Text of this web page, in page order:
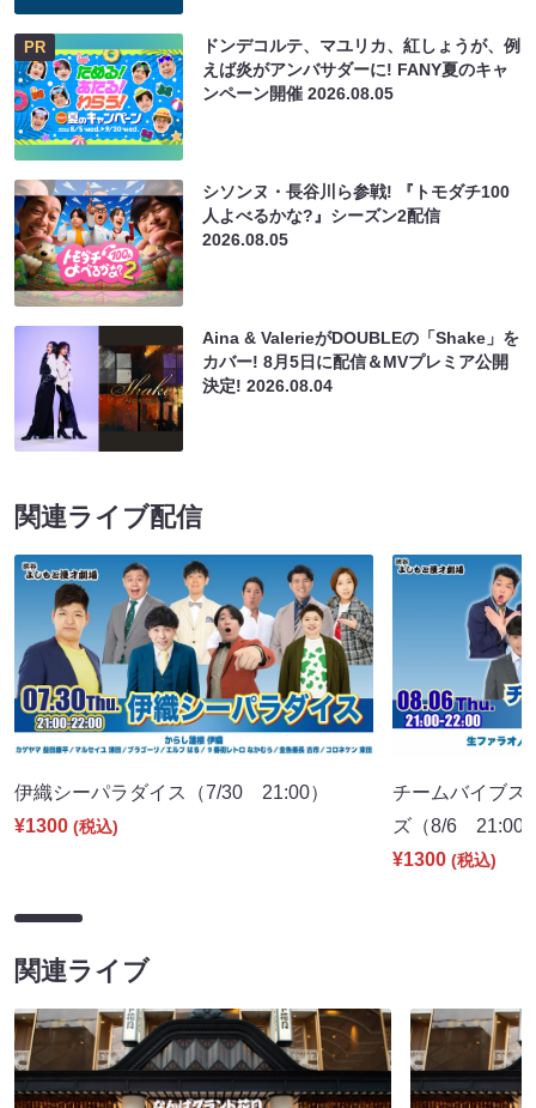
PR
ドンデコルテ、マユリカ、紅しょうが、例
えば炎がアンバサダーに! FANY夏のキャ
ンペーン開催2026.08.05
シソンヌ・長谷川ら参戦! 『トモダチ100
人よべるかな?』シーズン2配信
2026.08.05
Aina & ValerieがDOUBLEの「Shake」を
カバー! 8月5日に配信＆MVプレミア公開
決定!2026.08.04
関連ライブ配信
伊織シーパラダイス（7/30 21:00）
¥1300 (税込)
チームバイブス
ズ（8/6 21:00
¥1300 (税込)
関連ライブ